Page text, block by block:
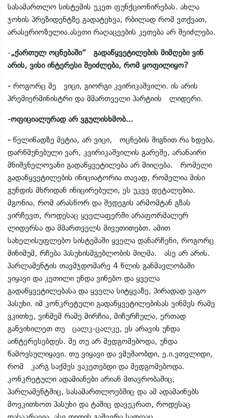
სასამართლო სისტემის უკეთ ფუნქციონირებას. ახლა
ჯოხის პრეზიდენტზე გადატეხვა, რბილად რომ ვთქვათ,
არასერიოზულია.ასეთი რაღაცეების კეთება არ შეიძლება.
-„ქართულ ოცნებაში“ გადაწყვეტილების მიმღები ვინ
არის, ვისი ინტერესი შეიძლება, რომ ყოფილიყო?
- როგორც მე ვიცი, გიორგი კვირიკაშვილი. ის არის
პრემიერმინისტრი და მმართველი პარტიის ლიდერი.
-ოფიციალურად არ ვგულისხმობ...
- წელიწადზე მეტია, არ ვიცი, ოცნების შიგნით რა ხდება.
დარწმუნებული ვარ, კვირიკაშვილის გარეშე, არანაირი
მნიშვნელოვანი გადაწყვეტილება არ მიიღება. რომელი
გადაწყვეტილების ინიციატორია თავად, რომელია მისი
გუნდის მხრიდან ინიცირებული, ეს უკვე დეტალებია.
მგონია, რომ არასწორ და შედეგის არმომტან გზას
ვირჩევთ, როდესაც ყველაფერში არაფორმალურ
ლიდერსა და მმართველს მივუთითებთ. ამით
სახელისუფლებო სისტემაში ყველა დანარჩენი, როგორც
მინიმუმ, რჩება პასუხისმგებლობის მიღმა. ასე არ არის.
პარლამენტის თავმჯდომარე 4 წლის განმავლობაში
ვიყავი და კეთილი უნდა ვინებო და ყველა
გადაწყვეტილებასა და ყველა სიტყვაზე, პირადად ვაგო
პასუხი. იმ კონკრეტული გადაწყვეტილებისას ვინმეს რამე
ვკითხე, ვინმემ რამე მირჩია, მიჩურჩულა, ერთად
განვიხილეთ თუ ცალკ-ცალკე, ეს არავის უნდა
აინტერესებდეს. მე თუ არ მედგომებოდა, უნდა
წამოვსულიყავი. თუ ვიყავი და ვმუშაობდი, ე.ი.ვთვლიდი,
რომ კარგ საქმეს ვაკეთებდი და მედგომებოდა.
კონკრეტული ადამიანები არიან მთავრობაშიც,
პარლამენტშიც, სასამართლოებშიც და ამ ადამაინებს
მოვკითხოთ პასუხი და ტაშიც დავუკრათ, როდესაც